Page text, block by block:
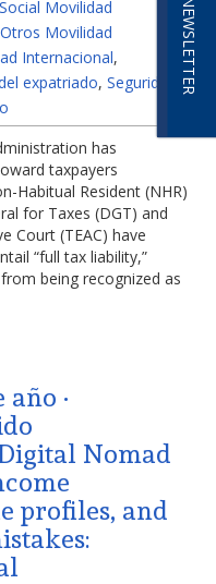
NEWSLETTER
Movilidad
Otros Movilidad
Internacional,
expatriado, Seguridad
has
taxpayers
Habitual Resident (NHR)
for Taxes (DGT) and
Court (TEAC) have
“full tax liability,”
being recognized as
·
Nomad
profiles, and